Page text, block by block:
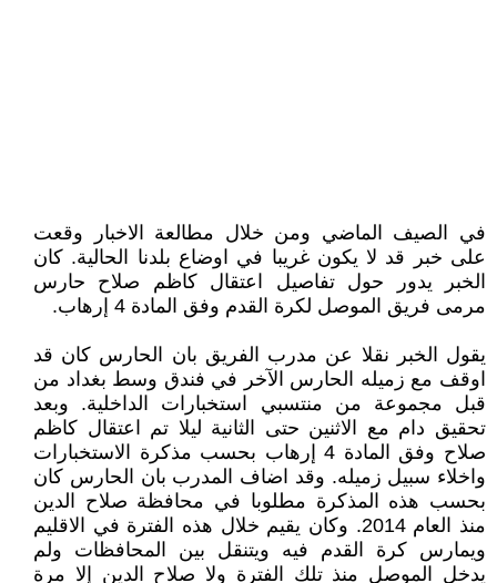
في الصيف الماضي ومن خلال مطالعة الاخبار وقعت
على خبر قد لا يكون غريبا في اوضاع بلدنا الحالية. كان
الخبر يدور حول تفاصيل اعتقال كاظم صلاح حارس
مرمى فريق الموصل لكرة القدم وفق المادة 4 إرهاب.
يقول الخبر نقلا عن مدرب الفريق بان الحارس كان قد
اوقف مع زميله الحارس الآخر في فندق وسط بغداد من
قبل مجموعة من منتسبي استخبارات الداخلية. وبعد
تحقيق دام مع الاثنين حتى الثانية ليلا تم اعتقال كاظم
صلاح وفق المادة 4 إرهاب بحسب مذكرة الاستخبارات
واخلاء سبيل زميله. وقد اضاف المدرب بان الحارس كان
بحسب هذه المذكرة مطلوبا في محافظة صلاح الدين
منذ العام 2014. وكان يقيم خلال هذه الفترة في الاقليم
ويمارس كرة القدم فيه ويتنقل بين المحافظات ولم
يدخل الموصل منذ تلك الفترة ولا صلاح الدين إلا مرة